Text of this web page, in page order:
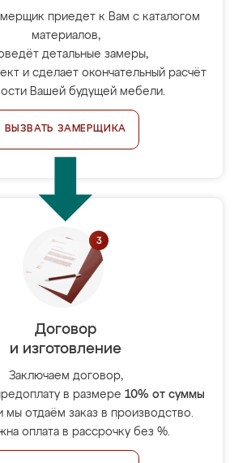
приедет к Вам с каталогом
материалов,
детальные замеры,
и сделает окончательный расчёт
Вашей будущей мебели.
ВЫЗВАТЬ ЗАМЕРЩИКА
Договор
и изготовление
Заключаем договор,
в размере 10% от суммы
мы отдаём заказ в производство.
оплата в рассрочку без %.